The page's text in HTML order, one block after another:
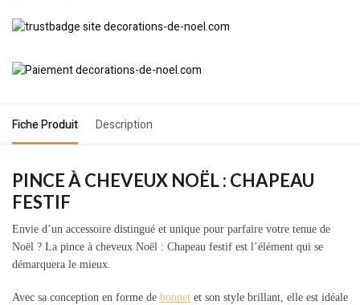
Fiche Produit Description
PINCE À CHEVEUX NOËL : CHAPEAU
FESTIF
Envie d’un accessoire distingué et unique pour parfaire votre tenue de
Noël ? La pince à cheveux Noël : Chapeau festif est l’élément qui se
démarquera le mieux.
Avec sa conception en forme de bonnet et son style brillant, elle est idéale